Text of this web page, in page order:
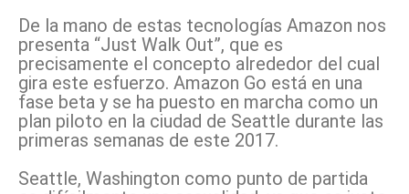
De la mano de estas tecnologías Amazon nos
presenta “Just Walk Out”, que es
precisamente el concepto alrededor del cual
gira este esfuerzo. Amazon Go está en una
fase beta y se ha puesto en marcha como un
plan piloto en la ciudad de Seattle durante las
primeras semanas de este 2017.
Seattle, Washington como punto de partida